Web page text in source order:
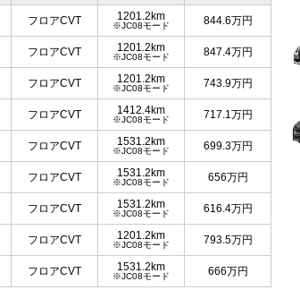
フロアCVT 1201.2km
※JC08モード 844.6万円
フロアCVT 1201.2km
※JC08モード 847.4万円
フロアCVT 1201.2km
※JC08モード 743.9万円
フロアCVT 1412.4km
※JC08モード 717.1万円
フロアCVT 1531.2km
※JC08モード 699.3万円
フロアCVT 1531.2km
※JC08モード 656万円
フロアCVT 1531.2km
※JC08モード 616.4万円
フロアCVT 1201.2km
※JC08モード 793.5万円
フロアCVT 1531.2km
※JC08モード 666万円